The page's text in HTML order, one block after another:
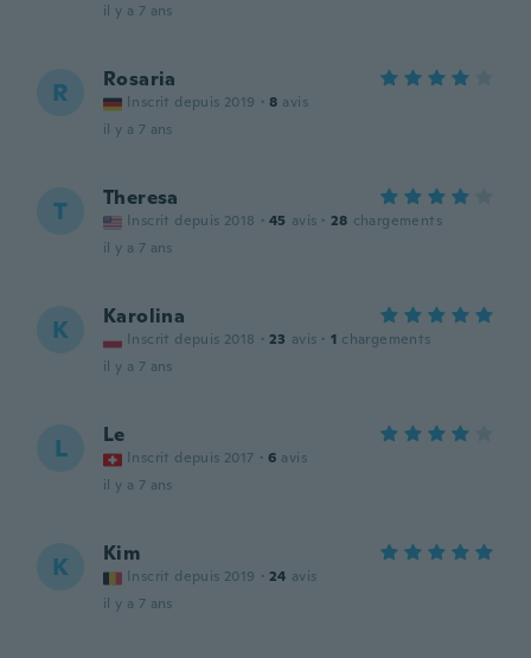
il y a 7 ans
R Rosaria
Inscrit depuis 2019 · 8 avis
il y a 7 ans
T Theresa
Inscrit depuis 2018 · 45 avis · 28 chargements
il y a 7 ans
K Karolina
Inscrit depuis 2018 · 23 avis · 1 chargements
il y a 7 ans
L Le
Inscrit depuis 2017 · 6 avis
il y a 7 ans
K Kim
Inscrit depuis 2019 · 24 avis
il y a 7 ans